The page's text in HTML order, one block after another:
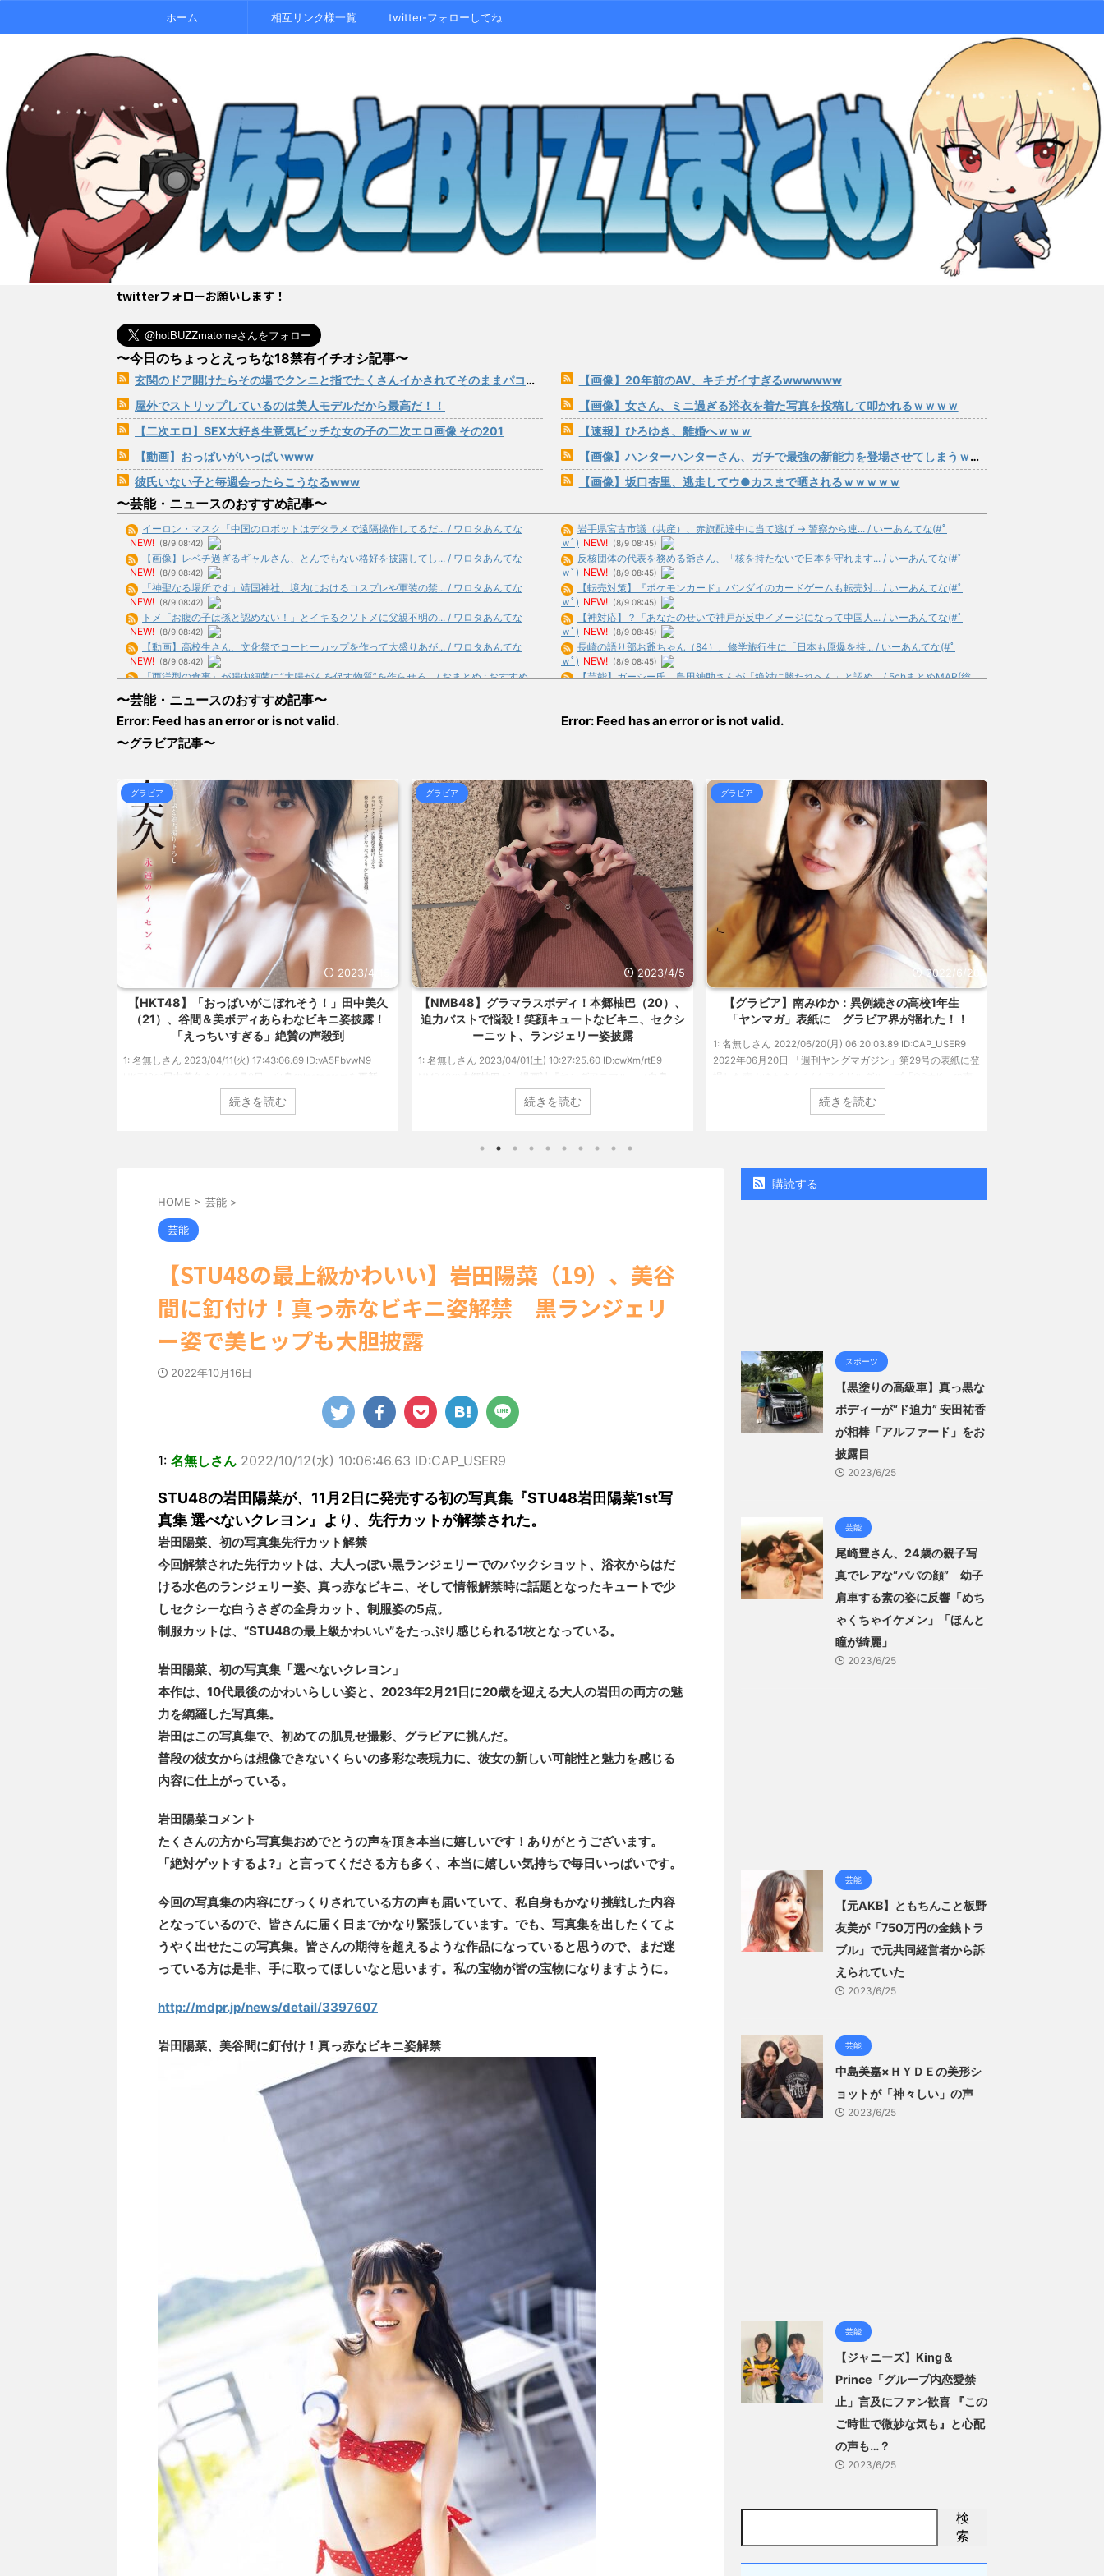
ホーム 相互リンク様一覧 twitter-フォローしてね
twitterフォローお願いします！
〜今日のちょっとえっちな18禁有イチオシ記事〜
玄関のドア開けたらその場でクンニと指でたくさんイかされてそのままパコられる女の子
屋外でストリップしているのは美人モデルだから最高だ！！
【二次エロ】SEX大好き生意気ビッチな女の子の二次エロ画像 その201
【動画】おっぱいがいっぱいwww
彼氏いない子と毎週会ったらこうなるwww
【画像】20年前のAV、キチガイすぎるwwwwww
【画像】女さん、ミニ過ぎる浴衣を着た写真を投稿して叩かれるｗｗｗｗ
【速報】ひろゆき、離婚へｗｗｗ
【画像】ハンターハンターさん、ガチで最強の新能力を登場させてしまうｗｗｗｗｗｗｗ
【画像】坂口杏里、逃走してウ●カスまで晒されるｗｗｗｗｗ
〜芸能・ニュースのおすすめ記事〜
イーロン・マスク「中国のロボットはデタラメで遠隔操作してるだ... / ワロタあんてな
NEW! (8/9 08:42)
【画像】レベチ過ぎるギャルさん、とんでもない格好を披露してし... / ワロタあんてな
NEW! (8/9 08:42)
「神聖なる場所です」靖国神社、境内におけるコスプレや軍装の禁... / ワロタあんてな
NEW! (8/9 08:42)
トメ「お腹の子は孫と認めない！」とイキるクソトメに父親不明の... / ワロタあんてな
NEW! (8/9 08:42)
【動画】高校生さん、文化祭でコーヒーカップを作って大盛りあが... / ワロタあんてな
NEW! (8/9 08:42)
「西洋型の食事」が腸内細菌に“大腸がんを促す物質”を作らせる... / おまとめ : おすすめ
正面から昔同じ職場だった元上司が歩いてきたから「お～！こんに... / おまとめ : おすすめ
NEW! (8/9 07:39)
【悲報】浜辺美波さん、かなりヤバそう････！！ (※画像あ... / おまとめ : おすすめ
(8/9 07:35)
NEW!
(8/9 07:35)
【悲報】JKだけど母親が不倫してるみたいです⇒！！！ / おまとめ : おすすめ NEW!
(8/9
07:35)
【信長の野望・新生】米問屋をどういう時にどこに建てるのかわか... / 気になるニュースま
とめアンテナ (8/29 00:02)
安倍国葬たったの2.5億円に批判してる奴らって幾らならOKな... / 気になるニュースまとめ
アンテナ (8/29 00:00)
【悲報】乃木中３０ｔｈヒット祈願が死ぬほど / 気になるニュースまとめアンテナ (8/29
00:00)
【モバマスSS】志希「苺の美味しい食べ方。そして雪美と食べる... / 気になるニュースま
とめアンテナ
(8/29 00:00)
【速報】スプラトゥーン公式、謝罪 / 気になるニュースまとめアンテナ (8/28 23:50)
Powered by livedoor 相互RSS
岩手県宮古市議（共産）、赤旗配達中に当て逃げ → 警察から連... / いーあんてな(#ﾟ
ｗﾟ) NEW! (8/9 08:45)
反核団体の代表を務める爺さん、「核を持たないで日本を守れます... / いーあんてな(#ﾟ
ｗﾟ) NEW! (8/9 08:45)
【転売対策】『ポケモンカード』バンダイのカードゲームも転売対... / いーあんてな(#ﾟ
ｗﾟ) NEW! (8/9 08:45)
【神対応】？「あなたのせいで神戸が反中イメージになって中国人... / いーあんてな(#ﾟ
ｗﾟ) NEW! (8/9 08:45)
長崎の語り部お爺ちゃん（84）、修学旅行生に「日本も原爆を持... / いーあんてな(#ﾟ
ｗﾟ) NEW! (8/9 08:45)
【芸能】ガーシー氏、島田紳助さんが「絶対に勝たれへん」と認め... / 5chまとめMAP(総
合) NEW! (8/9 08:39)
合) NEW! (8/9 08:15)
遊戯王OCG、ガチでシコらせにくる / 5chまとめMAP(総合) NEW! (8/9 07:41)
海外「日本よ、お前がナンバーワンだ」 熊本地震直後の日本の対... / にゅーすなう！ まと
めアンテナ
(7/30 22:36)
【画像】おまえらこういう地雷系の女子高生って好きじゃないの？ / にゅーすなう！ まと
めアンテナ (7/30 22:26)
【為替相場】為替介入により一時1ドル157円台 しかし戻しも... / にゅーすなう！ まとめ
アンテナ (7/30 22:16)
勇気を出して白人美女にチン凸したアジア人短小男♂、爆笑されて... / にゅーすなう！ ま
とめアンテナ
(7/30 22:06)
海外「日本よ、お前がナンバーワンだ」 熊本地震直後の日本の対... / にゅーすなう！ まと
めアンテナ
(7/30 21:56)
Powered by livedoor 相互RSS
〜芸能・ニュースのおすすめ記事〜
Error: Feed has an error or is not valid.
Error: Feed has an error or is not valid.
〜グラビア記事〜
グラビア
2023/4/15
【HKT48】「おっぱいがこぼれそう！」田中美久
（21）、谷間＆美ボディあらわなビキニ姿披露！
「えっちいすぎる」絶賛の声殺到
1: 名無しさん 2023/04/11(火) 17:43:06.69 ID:vA5FbvwN9
HKT48の田中美久さんは4月8日、自身のInstagramを更新。
美しいボディがあらわになったビキニ姿を披露しました。
「素敵な表情」「セクシーで綺麗」 田中さんは桜の花びらの
続きを読む
グラビア
2023/4/5
【NMB48】グラマラスボディ！本郷柚巴（20）、
迫力バストで悩殺！笑顔キュートなビキニ、セクシ
ーニット、ランジェリー姿披露
1: 名無しさん 2023/04/01(土) 10:27:25.60 ID:cwXm/rtE9
社）のウェブサイト『ヤングアニマルWeb』のグラビアに初
登場した。 グラマラスなボディを武器に、グラビア界を席巻
続きを読む
グラビア
2022/6/20
【グラビア】南みゆか：異例続きの高校1年生
「ヤンマガ」表紙に グラビア界が揺れた！！
1: 名無しさん 2022/06/20(月) 06:20:03.89 ID:CAP_USER9
2022年06月20日 「週刊ヤングマガジン」第29号の表紙に登
みゆかさんが、6月20日発売のマンガ誌「週刊ヤングマガジ
ン」（講談社）第29号の表紙に登場した。 南さんは2005年
続きを読む
HOME > 芸能 >
芸能
【STU48の最上級かわいい】岩田陽菜（19）、美谷
間に釘付け！真っ赤なビキニ姿解禁 黒ランジェリ
ー姿で美ヒップも大胆披露
2022年10月16日
1: 名無しさん 2022/10/12(水) 10:06:46.63 ID:CAP_USER9
STU48の岩田陽菜が、11月2日に発売する初の写真集『STU48岩田陽菜1st写
真集 選べないクレヨン』より、先行カットが解禁された。
岩田陽菜、初の写真集先行カット解禁
今回解禁された先行カットは、大人っぽい黒ランジェリーでのバックショット、浴衣からはだ
ける水色のランジェリー姿、真っ赤なビキニ、そして情報解禁時に話題となったキュートで少
しセクシーな白うさぎの全身カット、制服姿の5点。
制服カットは、“STU48の最上級かわいい”をたっぷり感じられる1枚となっている。
岩田陽菜、初の写真集「選べないクレヨン」
本作は、10代最後のかわいらしい姿と、2023年2月21日に20歳を迎える大人の岩田の両方の魅
力を網羅した写真集。
岩田はこの写真集で、初めての肌見せ撮影、グラビアに挑んだ。
普段の彼女からは想像できないくらいの多彩な表現力に、彼女の新しい可能性と魅力を感じる
内容に仕上がっている。
岩田陽菜コメント
たくさんの方から写真集おめでとうの声を頂き本当に嬉しいです！ありがとうございます。
「絶対ゲットするよ?」と言ってくださる方も多く、本当に嬉しい気持ちで毎日いっぱいです。
今回の写真集の内容にびっくりされている方の声も届いていて、私自身もかなり挑戦した内容
となっているので、皆さんに届く日までかなり緊張しています。でも、写真集を出したくてよ
うやく出せたこの写真集。皆さんの期待を超えるような作品になっていると思うので、まだ迷
っている方は是非、手に取ってほしいなと思います。私の宝物が皆の宝物になりますように。
http://mdpr.jp/news/detail/3397607
岩田陽菜、美谷間に釘付け！真っ赤なビキニ姿解禁
購読する
スポーツ
【黒塗りの高級車】真っ黒な
ボディーが“ド迫力” 安田祐香
が相棒「アルファード」をお
披露目
2023/6/25
芸能
尾崎豊さん、24歳の親子写
真でレアな“パパの顔” 幼子
肩車する素の姿に反響「めち
ゃくちゃイケメン」「ほんと
瞳が綺麗」
2023/6/25
芸能
【元AKB】ともちんこと板野
友美が「750万円の金銭トラ
ブル」で元共同経営者から訴
えられていた
2023/6/25
芸能
中島美嘉×ＨＹＤＥの美形シ
ョットが「神々しい」の声
2023/6/25
芸能
【ジャニーズ】King＆
Prince「グループ内恋愛禁
止」言及にファン歓喜 『この
ご時世で微妙な気も』と心配
の声も…？
2023/6/25
検
索